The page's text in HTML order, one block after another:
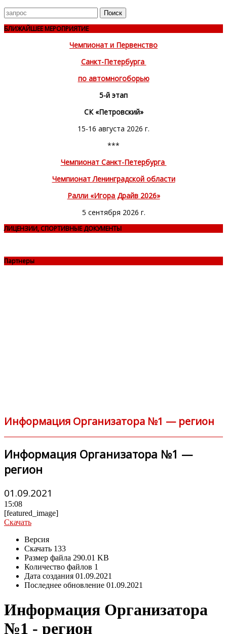
Поиск
для
БЛИЖАЙШЕЕ МЕРОПРИЯТИЕ
Чемпионат и Первенство
Санкт-Петербурга
по автомногоборью
5-й этап
СК «Петровский»
15-16 августа 2026 г.
***
Чемпионат Санкт-Петербурга
Чемпионат Ленинградской области
Ралли «Игора Драйв 2026»
5 сентября 2026 г.
ЛИЦЕНЗИИ, СПОРТИВНЫЕ ДОКУМЕНТЫ
Партнеры
Информация Организатора №1 — регион
Информация Организатора №1 —
регион
01.09.2021
15:08
[featured_image]
Скачать
Версия
Скачать 133
Размер файла 290.01 KB
Количество файлов 1
Дата создания 01.09.2021
Последнее обновление 01.09.2021
Информация Организатора
№1 - регион